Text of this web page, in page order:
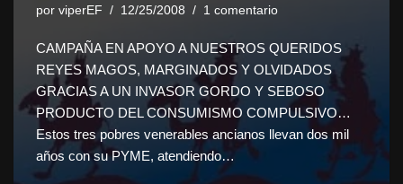
por viperEF 12/25/2008 1 comentario
CAMPAÑA EN APOYO A NUESTROS QUERIDOS
REYES MAGOS, MARGINADOS Y OLVIDADOS
GRACIAS A UN INVASOR GORDO Y SEBOSO
PRODUCTO DEL CONSUMISMO COMPULSIVO…
Estos tres pobres venerables ancianos llevan dos mil
años con su PYME, atendiendo…